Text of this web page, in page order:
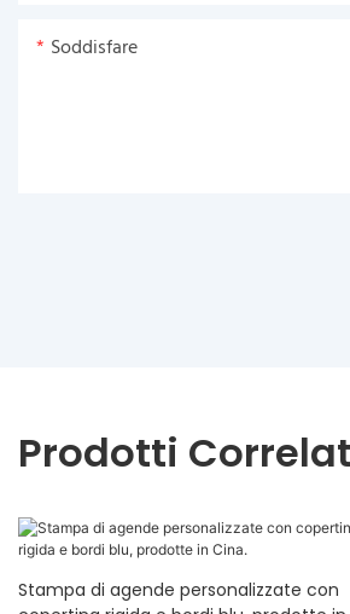
Soddisfare
Prodotti
Stampa di agende personalizzate con